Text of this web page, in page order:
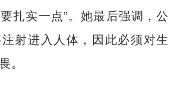
扎实一点”。她最后强调，公
射进入人体，因此必须对生
。